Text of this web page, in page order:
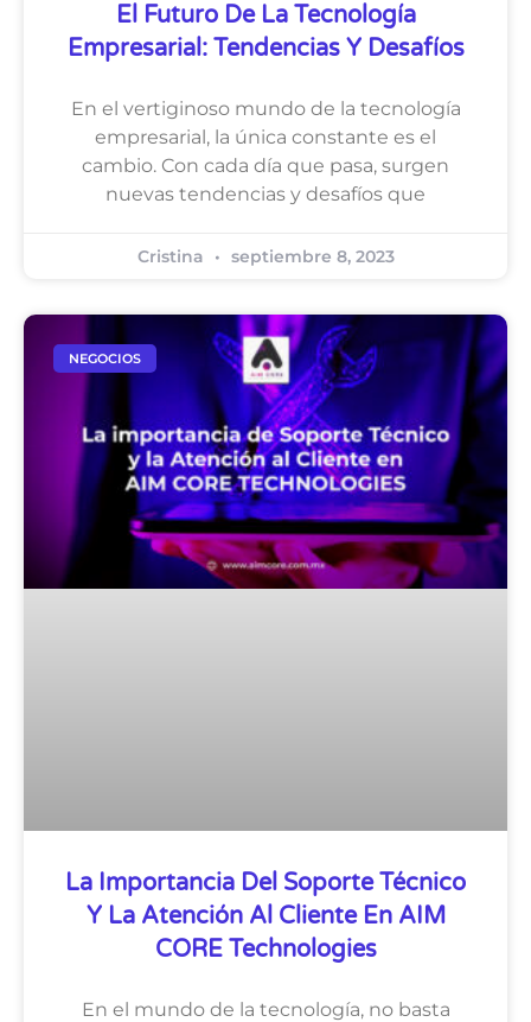
El Futuro De La Tecnología
Empresarial: Tendencias Y Desafíos
En el vertiginoso mundo de la tecnología
empresarial, la única constante es el
cambio. Con cada día que pasa, surgen
nuevas tendencias y desafíos que
Cristina septiembre 8, 2023
NEGOCIOS
La Importancia Del Soporte Técnico
Y La Atención Al Cliente En AIM
CORE Technologies
En el mundo de la tecnología, no basta